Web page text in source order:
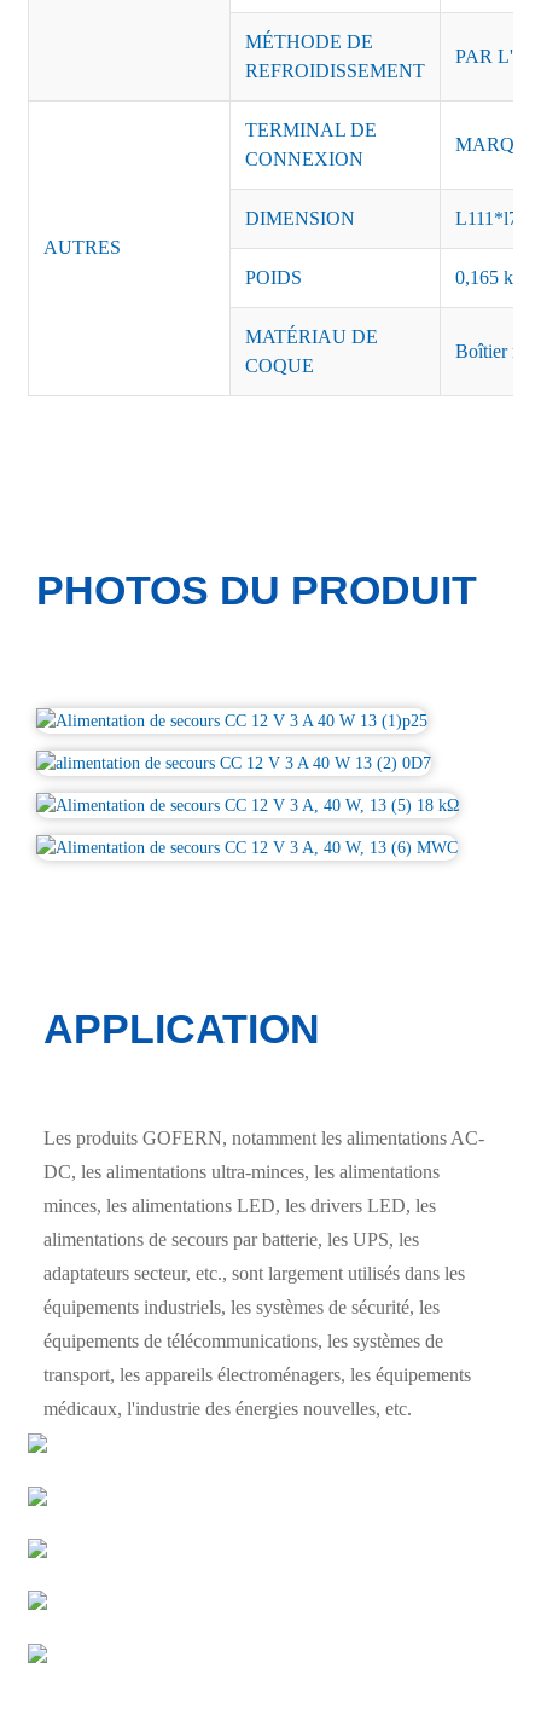
MÉTHODE DE
REFROIDISSEMENT
PAR
AUTRES
TERMINAL DE
CONNEXION
DIMENSION
POIDS 0,165 kg,
MATÉRIAU DE
COQUE
Boîtier
PHOTOS DU PRODUIT
APPLICATION
Les produits GOFERN, notamment les alimentations AC-
DC, les alimentations ultra-minces, les alimentations
minces, les alimentations LED, les drivers LED, les
alimentations de secours par batterie, les UPS, les
adaptateurs secteur, etc., sont largement utilisés dans les
équipements industriels, les systèmes de sécurité, les
équipements de télécommunications, les systèmes de
transport, les appareils électroménagers, les équipements
médicaux, l'industrie des énergies nouvelles, etc.